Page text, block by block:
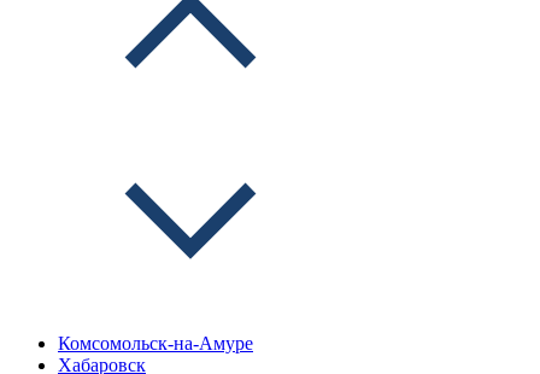
Комсомольск-на-Амуре
Хабаровск